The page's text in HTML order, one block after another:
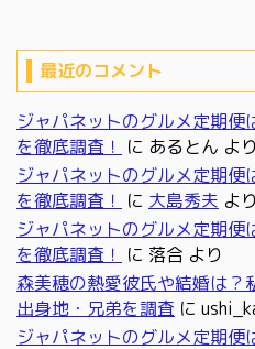
最近のコメント
ジャパネットのグルメ定期
を徹底調査！ に あるとん より
ジャパネットのグルメ定期
を徹底調査！ に 大島秀夫 より
ジャパネットのグルメ定期
を徹底調査！ に 落合 より
森美穂の熱愛彼氏や結婚は？
出身地・兄弟を調査 に
ジャパネットのグルメ定期